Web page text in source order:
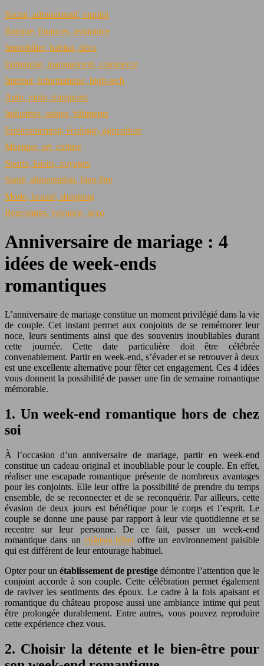
Social, administratif, emploi
Banque, finances, assurance
Immobilier, habitat, déco
Entreprise, management, commerce
Internet, informatique, high-tech
Auto, moto, transports
Industries, usines, bâtiments
Environnement, écologie, agriculture
Musique, art, culture
Sports, loisirs, voyages
Santé, alimentation, bien-être
Mode, beauté, shopping
Rencontres, voyance, sexo
Anniversaire de mariage : 4
idées de week-ends
romantiques
L’anniversaire de mariage constitue un moment privilégié dans la vie
de couple. Cet instant permet aux conjoints de se remémorer leur
noce, leurs sentiments ainsi que des souvenirs inoubliables durant
cette journée. Cette date particulière doit être célébrée
convenablement. Partir en week-end, s’évader et se retrouver à deux
est une excellente alternative pour fêter cet engagement. Ces 4 idées
vous donnent la possibilité de passer une fin de semaine romantique
mémorable.
1. Un week-end romantique hors de chez
soi
À l’occasion d’un anniversaire de mariage, partir en week-end
constitue un cadeau original et inoubliable pour le couple. En effet,
réaliser une escapade romantique présente de nombreux avantages
pour les conjoints. Elle leur offre la possibilité de prendre du temps
ensemble, de se reconnecter et de se reconquérir. Par ailleurs, cette
évasion de deux jours est bénéfique pour le corps et l’esprit. Le
couple se donne une pause par rapport à leur vie quotidienne et se
recentre sur leur personne. De ce fait, passer un week-end
romantique dans un château-hôtel offre un environnement paisible
qui est différent de leur entourage habituel.
Opter pour un établissement de prestige démontre l’attention que le
conjoint accorde à son couple. Cette célébration permet également
de raviver les sentiments des époux. Le cadre à la fois apaisant et
romantique du château propose aussi une ambiance intime qui peut
être prolongée durablement. Entre autres, vous pouvez reproduire
cette expérience chez vous.
2. Choisir la détente et le bien-être pour